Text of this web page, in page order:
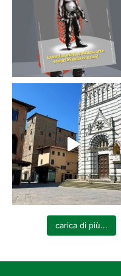
nuovo modo di credere?
cose che tutti dovremmo
del sottosviluppo. Perché
carica di più...